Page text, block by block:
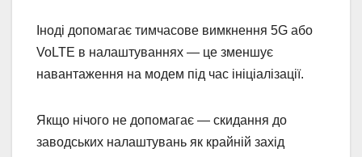
Іноді допомагає тимчасове вимкнення 5G або
VoLTE в налаштуваннях — це зменшує
навантаження на модем під час ініціалізації.
Якщо нічого не допомагає — скидання до
заводських налаштувань як крайній захід